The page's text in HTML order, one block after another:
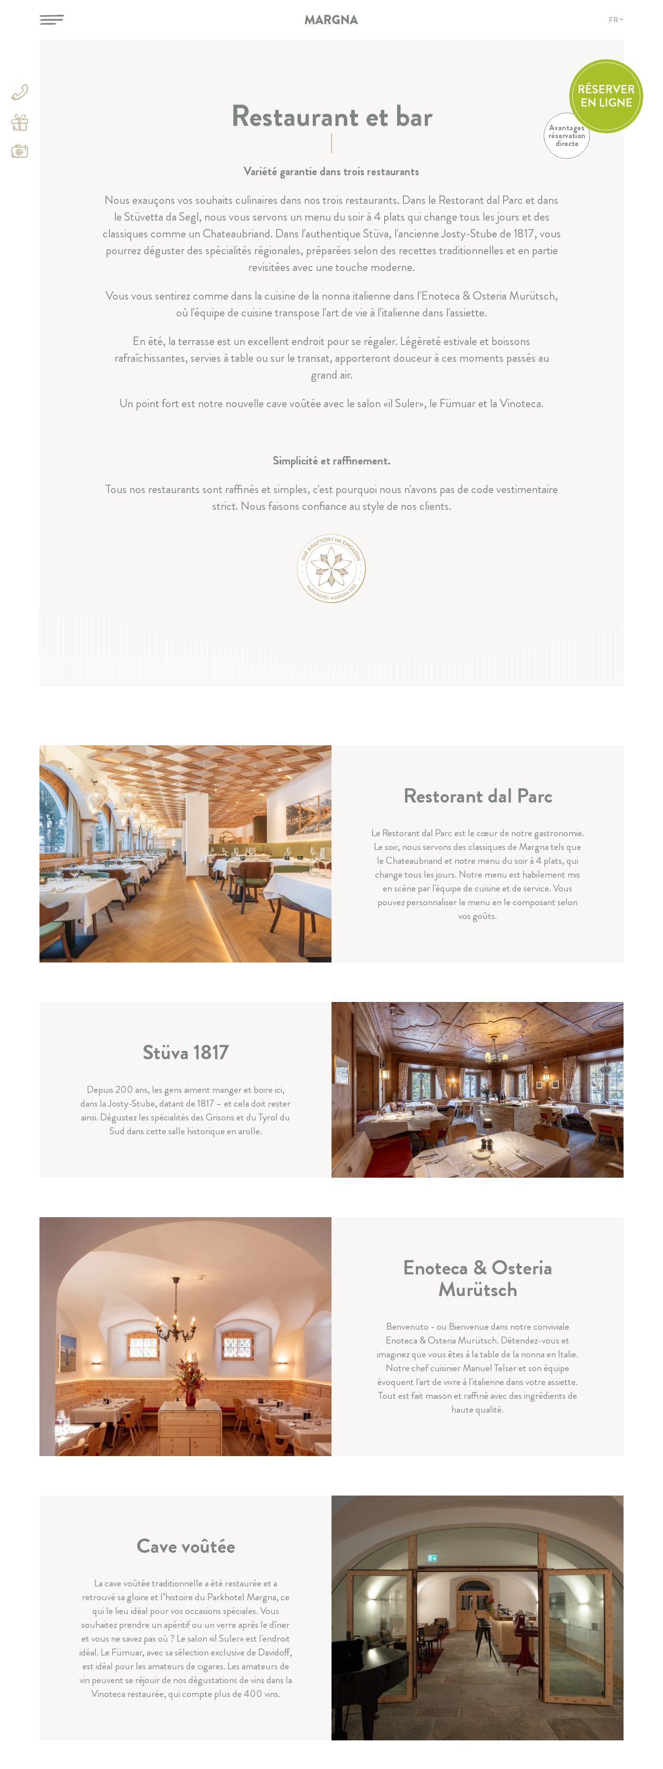
FR
FR
CHAMBRES ET SUITES
SPA ET SPORT
CALME ET NATURE
Parkhotel Margna | Via da Baselgia 27 | 7515 Sils-Baselgia
T+41 81 838 47 47 | Einfo@margna.ch
RÉSERVER
EN LIGNE
Avantages
réservation
directe
Restaurant et bar
Variété garantie dans trois restaurants
Nous exauçons vos souhaits culinaires dans nos trois restaurants. Dans le Restorant dal Parc et dans
le Stüvetta da Segl, nous vous servons un menu du soir à 4 plats qui change tous les jours et des
classiques comme un Chateaubriand. Dans l'authentique Stüva, l'ancienne Josty-Stube de 1817, vous
pourrez déguster des spécialités régionales, préparées selon des recettes traditionnelles et en partie
revisitées avec une touche moderne.
Vous vous sentirez comme dans la cuisine de la nonna italienne dans l'Enoteca & Osteria Murütsch,
où l'équipe de cuisine transpose l'art de vie à l'italienne dans l'assiette.
En été, la terrasse est un excellent endroit pour se régaler. Légèreté estivale et boissons
rafraîchissantes, servies à table ou sur le transat, apporteront douceur à ces moments passés au
grand air.
Un point fort est notre nouvelle cave voûtée avec le salon «il Suler», le Fümuar et la Vinoteca.
Simplicité et raffinement.
Tous nos restaurants sont raffinés et simples, c'est pourquoi nous n'avons pas de code vestimentaire
strict. Nous faisons confiance au style de nos clients.
Restorant dal Parc
Le Restorant dal Parc est le cœur de notre gastronomie.
Le soir, nous servons des classiques de Margna tels que
le Chateaubriand et notre menu du soir à 4 plats, qui
change tous les jours. Notre menu est habilement mis
en scène par l'équipe de cuisine et de service. Vous
pouvez personnaliser le menu en le composant selon
vos goûts.
Stüva 1817
Depuis 200 ans, les gens aiment manger et boire ici,
dans la Josty-Stube, datant de 1817 – et cela doit rester
ainsi. Dégustez les spécialités des Grisons et du Tyrol du
Sud dans cette salle historique en arolle.
Enoteca & Osteria
Murütsch
Benvenuto - ou Bienvenue dans notre conviviale
Enoteca & Osteria Murütsch. Détendez-vous et
imaginez que vous êtes à la table de la nonna en Italie.
Notre chef cuisinier Manuel Telser et son équipe
évoquent l'art de vivre à l'italienne dans votre assiette.
Tout est fait maison et raffiné avec des ingrédients de
haute qualité.
Cave voûtée
La cave voûtée traditionnelle a été restaurée et a
retrouvé sa gloire et l’histoire du Parkhotel Margna, ce
qui le lieu idéal pour vos occasions spéciales. Vous
souhaitez prendre un apéritif ou un verre après le dîner
et vous ne savez pas où ? Le salon «il Suler» est l'endroit
idéal. Le Fümuar, avec sa sélection exclusive de Davidoff,
est idéal pour les amateurs de cigares. Les amateurs de
vin peuvent se réjouir de nos dégustations de vins dans la
Vinoteca restaurée, qui compte plus de 400 vins.